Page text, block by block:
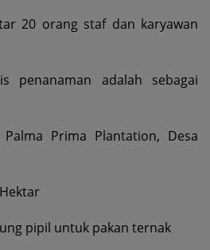
20 orang staf dan karyawan
penanaman adalah sebagai
Prima Plantation, Desa
pipil untuk pakan ternak